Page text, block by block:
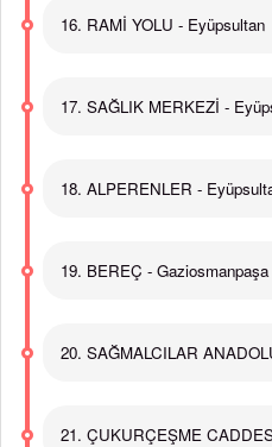
16. RAMİ YOLU - Eyüpsultan
17. SAĞLIK MERKEZİ -
18. ALPERENLER -
19. BEREÇ - Gaziosmanpaşa
20. SAĞMALCILAR
21. ÇUKURÇEŞME